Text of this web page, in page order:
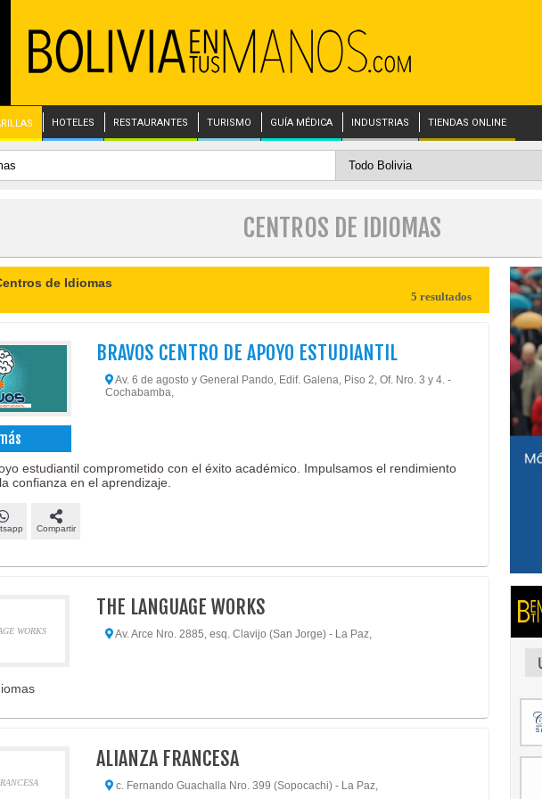
HOTELES RESTAURANTES TURISMO GUÍA MÉDICA INDUSTRIAS TIENDAS ONLINE
CENTROS DE IDIOMAS
de Idiomas
5 resultados
BRAVOS CENTRO DE APOYO ESTUDIANTIL
Av. 6 de agosto y General Pando, Edif. Galena, Piso 2, Of. Nro. 3 y 4. -
Cochabamba,
estudiantil comprometido con el éxito académico. Impulsamos el rendimiento
confianza en el aprendizaje.
Compartir
WORKS
THE LANGUAGE WORKS
Av. Arce Nro. 2885, esq. Clavijo (San Jorge) - La Paz,
ALIANZA FRANCESA
c. Fernando Guachalla Nro. 399 (Sopocachi) - La Paz,